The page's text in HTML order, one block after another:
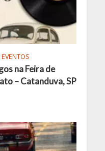
na Feira de
– Catanduva, SP